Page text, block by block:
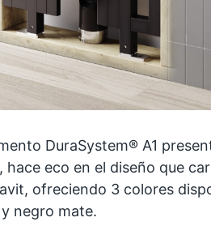
DuraSystem® A1
eco en el diseño que
ofreciendo 3 colores
negro mate.